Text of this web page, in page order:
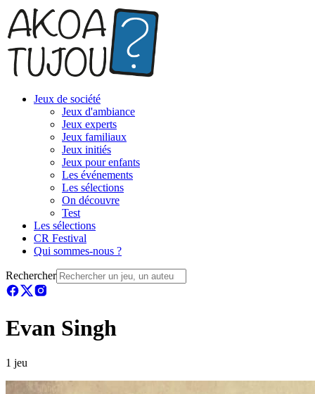
Jeux de société
Jeux d'ambiance
Jeux experts
Jeux familiaux
Jeux initiés
Jeux pour enfants
Les événements
Les sélections
On découvre
Test
Les sélections
CR Festival
Qui sommes-nous ?
Rechercher
Evan Singh
1 jeu